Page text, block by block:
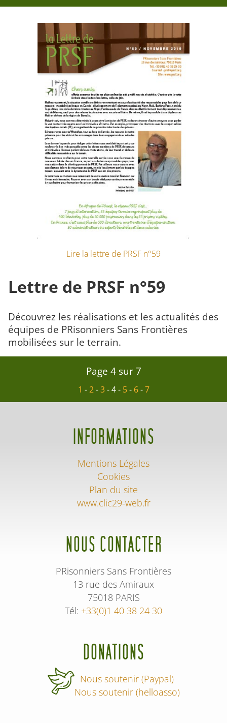
Lire la lettre de PRSF n°59
Lettre de PRSF n°59
Découvrez les réalisations et les actualités des
équipes de PRisonniers Sans Frontières
mobilisées sur le terrain.
Page 4 sur 7
1 -2-3-4- 5- 6-7
INFORMATIONS
Mentions Légales
Cookies
Plan du site
www.clic29-web.fr
NOUS CONTACTER
PRisonniers Sans Frontières
13 rue des Amiraux
75018 PARIS
Tél: +33(0)1 40 38 24 30
DONATIONS
Nous soutenir (Paypal)
Nous soutenir (helloasso)